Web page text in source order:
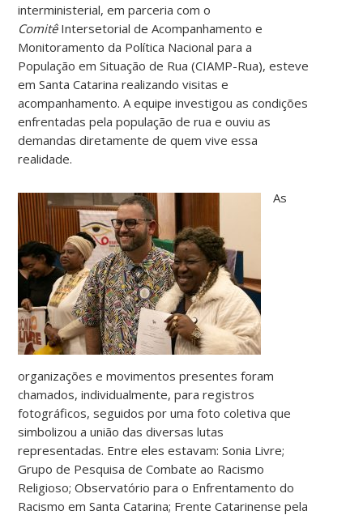
interministerial, em parceria com o
ComitêIntersetorial de Acompanhamento e
Monitoramento da Política Nacional para a
População em Situação de Rua (CIAMP-Rua), esteve
em Santa Catarina realizando visitas e
acompanhamento. A equipe investigou as condições
enfrentadas pela população de rua e ouviu as
demandas diretamente de quem vive essa
realidade.
As
organizações e movimentos presentes foram
chamados, individualmente, para registros
fotográficos, seguidos por uma foto coletiva que
simbolizou a união das diversas lutas
representadas. Entre eles estavam: Sonia Livre;
Grupo de Pesquisa de Combate ao Racismo
Religioso; Observatório para o Enfrentamento do
Racismo em Santa Catarina; Frente Catarinense pela